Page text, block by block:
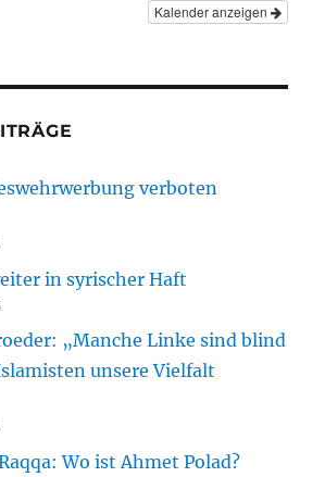
Kalender anzeigen
verboten
in syrischer Haft
„Manche Linke sind blind
unsere Vielfalt
Wo ist Ahmet Polad?